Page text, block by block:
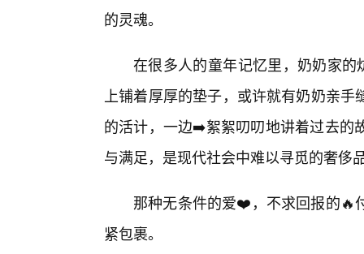
的灵魂。
在很多人的童年记忆里，奶奶家的
上铺着厚厚的垫子，或许就有奶奶亲
的活计，一边➡️絮絮叨叨地讲着过去的
与满足，是现代社会中难以寻觅的奢侈
那种无条件的爱❤️，不求回报的🔥
紧包裹。